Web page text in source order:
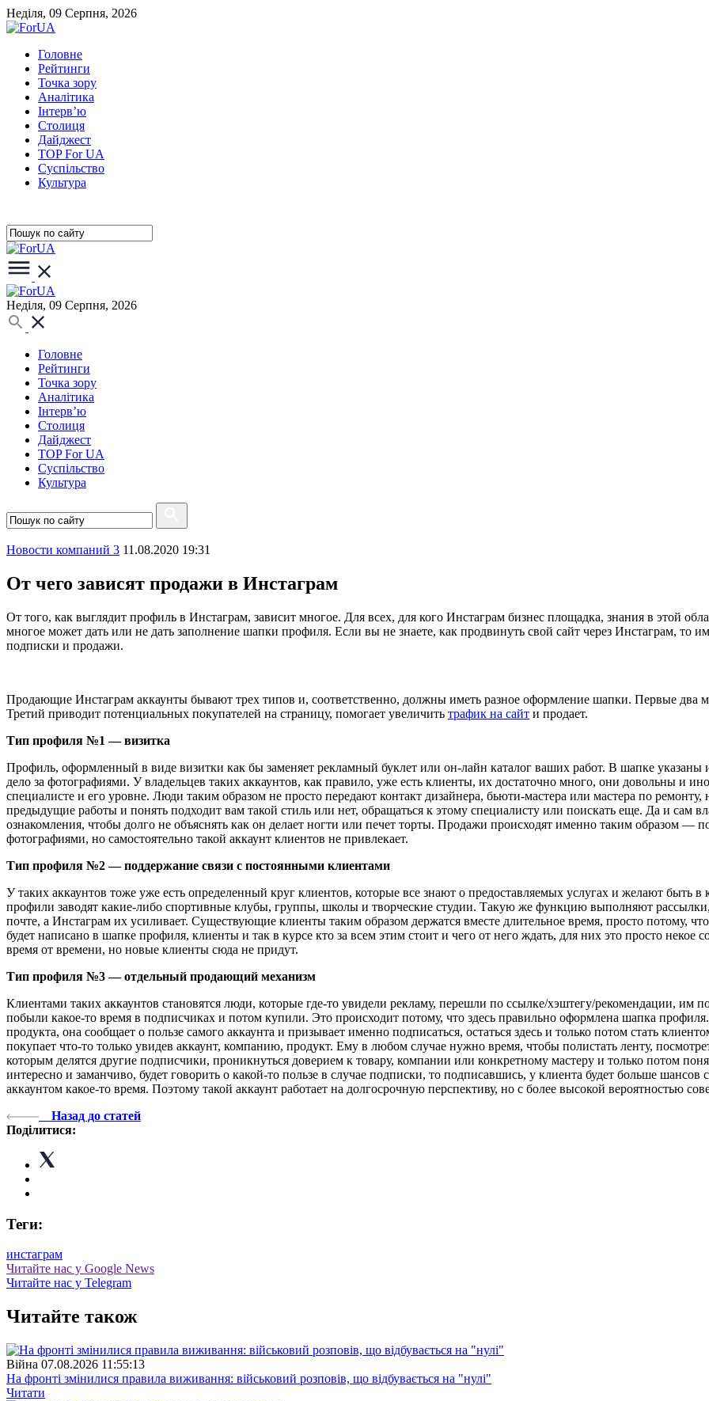
Неділя, 09 Серпня, 2026
Головне
Рейтинги
Точка зору
Аналітика
Інтерв’ю
Столиця
Дайджест
TOP For UA
Суспiльство
Культура
Неділя, 09 Серпня, 2026
Головне
Рейтинги
Точка зору
Аналітика
Інтерв’ю
Столиця
Дайджест
TOP For UA
Суспiльство
Культура
Новости компаний 3 11.08.2020 19:31
От чего зависят продажи в Инстаграм
От того, как выглядит профиль в Инстаграм, зависит многое. Для всех, для кого Инстаграм бизнес площадка, знания в этой
многое может дать или не дать заполнение шапки профиля. Если вы не знаете, как продвинуть свой сайт через Инстаграм, то
подписки и продажи.
Продающие Инстаграм аккаунты бывают трех типов и, соответственно, должны иметь разное оформление шапки. Первые два
Третий приводит потенциальных покупателей на страницу, помогает увеличить трафик на сайт и продает.
Тип профиля №1 — визитка
Профиль, оформленный в виде визитки как бы заменяет рекламный буклет или он-лайн каталог ваших работ. В шапке
дело за фотографиями. У владельцев таких аккаунтов, как правило, уже есть клиенты, их достаточно много, они довольны и
специалисте и его уровне. Люди таким образом не просто передают контакт дизайнера, бьюти-мастера или мастера по ремонту,
предыдущие работы и понять подходит вам такой стиль или нет, обращаться к этому специалисту или поискать еще. Да и сам
ознакомления, чтобы долго не объяснять как он делает ногти или печет торты. Продажи происходят именно таким образом —
фотографиями, но самостоятельно такой аккаунт клиентов не привлекает.
Тип профиля №2 — поддержание связи с постоянными клиентами
У таких аккаунтов тоже уже есть определенный круг клиентов, которые все знают о предоставляемых услугах и желают быть
профили заводят какие-либо спортивные клубы, группы, школы и творческие студии. Такую же функцию выполняют
почте, а Инстаграм их усиливает. Существующие клиенты таким образом держатся вместе длительное время, просто потому,
будет написано в шапке профиля, клиенты и так в курсе кто за всем этим стоит и чего от него ждать, для них это просто некое
время от времени, но новые клиенты сюда не придут.
Тип профиля №3 — отдельный продающий механизм
Клиентами таких аккаунтов становятся люди, которые где-то увидели рекламу, перешли по ссылке/хэштегу/рекомендации,
побыли какое-то время в подписчиках и потом купили. Это происходит потому, что здесь правильно оформлена шапка
продукта, она сообщает о пользе самого аккаунта и призывает именно подписаться, остаться здесь и только потом стать
покупает что-то только увидев аккаунт, компанию, продукт. Ему в любом случае нужно время, чтобы полистать ленту,
которым делятся другие подписчики, проникнуться доверием к товару, компании или конкретному мастеру и только потом
интересно и заманчиво, будет говорить о какой-то пользе в случае подписки, то подписавшись, у клиента будет больше
аккаунтом какое-то время. Поэтому такой аккаунт работает на долгосрочную перспективу, но с более высокой вероятностью
Назад до статей
Поділитися:
Теги:
инстаграм
Читайте нас у Google News
Читайте нас у Telegram
Читайте також
Війна 07.08.2026 11:55:13
На фронті змінилися правила виживання: військовий розповів, що відбувається на "нулі"
Читати